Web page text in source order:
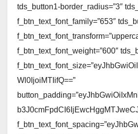
tds_button1-border_radius=”3″
f_btn_text_font_family=”653″
f_btn_text_font_weight=”600″
Wl0IjoiMTIifQ==”